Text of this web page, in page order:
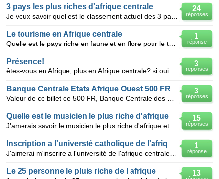
24
réponses
3 pays les plus riches d'afrique centrale
1
réponse
Le tourisme en Afrique centrale
3
réponses
Présence!
3
réponses
15
réponses
Quelle est le musicien le plus riche d'afrique
1
réponse
13
Le 25 personne le pluis riche de l afrique